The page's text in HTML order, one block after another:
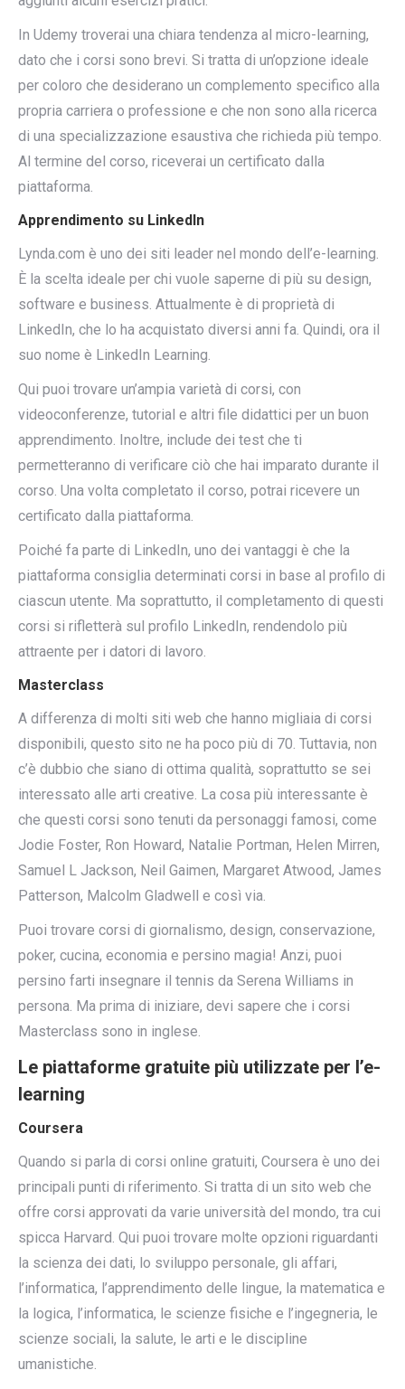
In Udemy troverai una chiara tendenza al micro-learning,
dato che i corsi sono brevi. Si tratta di un’opzione ideale
per coloro che desiderano un complemento specifico alla
propria carriera o professione e che non sono alla ricerca
di una specializzazione esaustiva che richieda più tempo.
Al termine del corso, riceverai un certificato dalla
piattaforma.
Apprendimento su LinkedIn
Lynda.com è uno dei siti leader nel mondo dell’e-learning.
È la scelta ideale per chi vuole saperne di più su design,
software e business. Attualmente è di proprietà di
LinkedIn, che lo ha acquistato diversi anni fa. Quindi, ora il
suo nome è LinkedIn Learning.
Qui puoi trovare un’ampia varietà di corsi, con
videoconferenze, tutorial e altri file didattici per un buon
apprendimento. Inoltre, include dei test che ti
permetteranno di verificare ciò che hai imparato durante il
corso. Una volta completato il corso, potrai ricevere un
certificato dalla piattaforma.
Poiché fa parte di LinkedIn, uno dei vantaggi è che la
piattaforma consiglia determinati corsi in base al profilo di
ciascun utente. Ma soprattutto, il completamento di questi
corsi si rifletterà sul profilo LinkedIn, rendendolo più
attraente per i datori di lavoro.
Masterclass
A differenza di molti siti web che hanno migliaia di corsi
disponibili, questo sito ne ha poco più di 70. Tuttavia, non
c’è dubbio che siano di ottima qualità, soprattutto se sei
interessato alle arti creative. La cosa più interessante è
che questi corsi sono tenuti da personaggi famosi, come
Jodie Foster, Ron Howard, Natalie Portman, Helen Mirren,
Samuel L Jackson, Neil Gaimen, Margaret Atwood, James
Patterson, Malcolm Gladwell e così via.
Puoi trovare corsi di giornalismo, design, conservazione,
poker, cucina, economia e persino magia! Anzi, puoi
persino farti insegnare il tennis da Serena Williams in
persona. Ma prima di iniziare, devi sapere che i corsi
Masterclass sono in inglese.
Le piattaforme gratuite più utilizzate per l’e-
learning
Coursera
Quando si parla di corsi online gratuiti, Coursera è uno dei
principali punti di riferimento. Si tratta di un sito web che
offre corsi approvati da varie università del mondo, tra cui
spicca Harvard. Qui puoi trovare molte opzioni riguardanti
la scienza dei dati, lo sviluppo personale, gli affari,
l’informatica, l’apprendimento delle lingue, la matematica e
la logica, l’informatica, le scienze fisiche e l’ingegneria, le
scienze sociali, la salute, le arti e le discipline
umanistiche.